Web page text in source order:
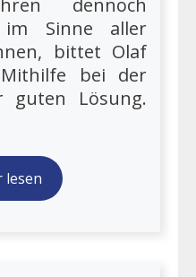
dennoch
Sinne aller
bittet Olaf
bei der
guten Lösung.
lesen